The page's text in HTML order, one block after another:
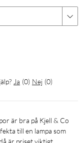
Ja (0) Nej (0)
till en lampa som